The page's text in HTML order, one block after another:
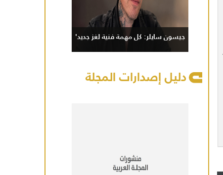
جيسون سايلر: كل مهمة فنية لغز جديد'
دليل إصدارات المجلة